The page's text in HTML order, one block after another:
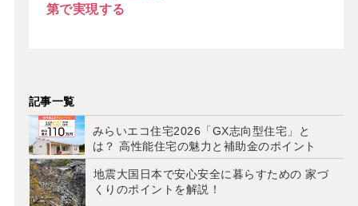
第で実現する
記事一覧
みらいエコ住宅2026「GX志向型住宅」と
は？ 高性能住宅の魅力と補助金のポイント
地震大国日本で安心安全に暮らすための 家づ
くりのポイントを解説！